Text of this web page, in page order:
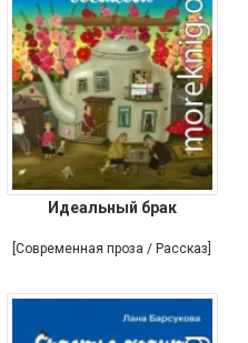
Идеальный брак
[Современная проза / Рассказ]